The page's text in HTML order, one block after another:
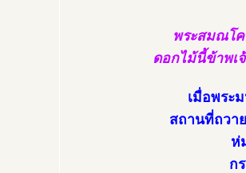
พระสมณโค
ดอกไม้นี้ข้าพเ
เมื่อพระ
สถานที่ถวา
ห่
ก